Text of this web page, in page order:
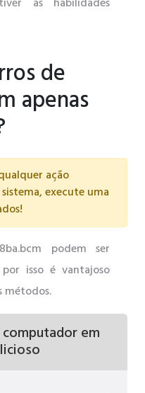
de
apenas
ação
execute uma
podem ser
isso é vantajoso
métodos.
em